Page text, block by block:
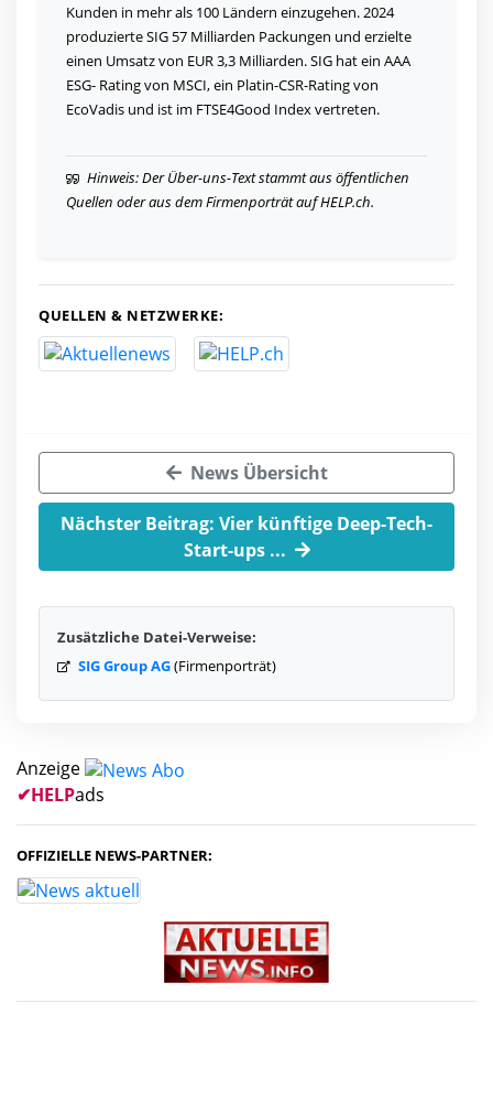
Kunden in mehr als 100 Ländern einzugehen. 2024
produzierte SIG 57 Milliarden Packungen und erzielte
einen Umsatz von EUR 3,3 Milliarden. SIG hat ein AAA
ESG- Rating von MSCI, ein Platin-CSR-Rating von
EcoVadis und ist im FTSE4Good Index vertreten.
Hinweis: Der Über-uns-Text stammt aus öffentlichen
Quellen oder aus dem Firmenporträt auf HELP.ch.
QUELLEN & NETZWERKE:
News Übersicht
Nächster Beitrag: Vier künftige Deep-Tech-
Start-ups ...
Zusätzliche Datei-Verweise:
SIG Group AG(Firmenporträt)
Anzeige
✔HELPads
OFFIZIELLE NEWS-PARTNER: